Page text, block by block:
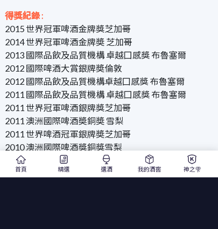
得獎紀錄 :
2015 世界冠軍啤酒金牌獎芝加哥
2014 世界冠軍啤酒金牌奬 芝加哥
2013 國際品飲及品質機構 卓越囗感獎 布魯塞爾
2012 國際啤酒大賞銀牌奬倫敦
2012 國際品飲及品質機構卓越囗感獎 布魯塞爾
2011 國際品飲及品質機構 卓越囗感獎 布魯塞爾
2011 世界冠軍啤酒銀牌獎芝加哥
2011 澳洲國際啤酒奬銅奬 雪梨
2011 世界啤酒冠軍銀牌奬芝加哥
2010 澳洲國際啤酒獎銅獎雪梨
2010 歐洲最佳白啤酒 世界啤酒大奬 倫敦
2009 赫爾辛基啤酒節銅牌奬赫爾辛基
首頁 精選 選酒 我的酒窖 神之雫